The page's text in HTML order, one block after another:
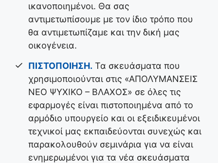
ικανοποιημένοι. Θα σας
αντιμετωπίσουμε με τον ίδιο τρόπο που
θα αντιμετωπίζαμε και την δική μας
οικογένεια.
ΠΙΣΤΟΠΟΙΗΣΗ. Τα σκευάσματα που
χρησιμοποιούνται στις «ΑΠΟΛΥΜΑΝΣΕΙΣ
ΝΕΟ ΨΥΧΙΚΟ – ΒΛΑΧΟΣ» σε όλες τις
εφαρμογές είναι πιστοποιημένα από το
αρμόδιο υπουργείο και οι εξειδικευμένοι
τεχνικοί μας εκπαιδεύονται συνεχώς και
παρακολουθούν σεμινάρια για να είναι
ενημερωμένοι για τα νέα σκευάσματα